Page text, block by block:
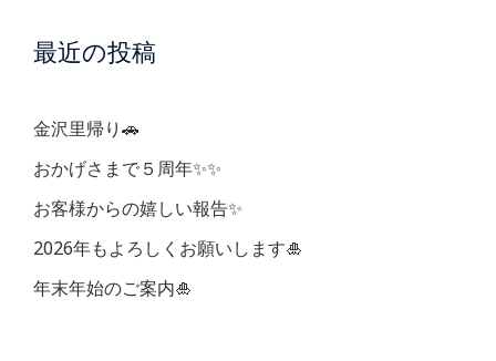
シ
ョ
ン
最近の投稿
金沢里帰り🚗
おかげさまで５周年✨✨
お客様からの嬉しい報告✨
2026年もよろしくお願いします🎍
年末年始のご案内🎍